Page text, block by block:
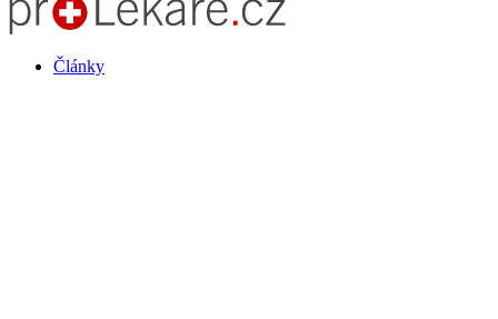
Články